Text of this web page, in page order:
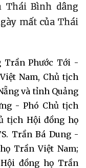
Thái Bình dâng
mất của Thái
Trần Phước Tới -
Nam, Chủ tịch
và tỉnh Quảng
- Phó Chủ tịch
tịch Hội đồng họ
Trần Bá Dung -
Trần Việt Nam;
đồng họ Trần